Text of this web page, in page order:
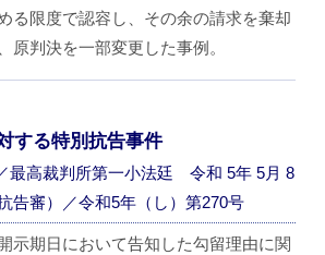
る限度で認容し、その余の請求を棄却
原判決を一部変更した事例。
する特別抗告事件
最高裁判所第一小法廷 令和 5年 5月 8
審）／令和5年（し）第270号
示期日において告知した勾留理由に関